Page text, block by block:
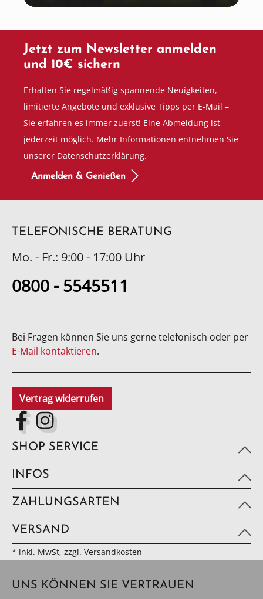
Jetzt zum Newsletter anmelden
und 10€ sichern
Erhalten Sie regelmäßig spannende Neuigkeiten,
limitierte Angebote und exklusive Tipps per E-Mail –
Sie erfahren es immer zuerst! Eine Abmeldung ist
jederzeit möglich. Mehr Informationen entnehmen Sie
unserer Datenschutzerklärung.
Anmelden & Genießen
TELEFONISCHE BERATUNG
Mo. - Fr.: 9:00 - 17:00 Uhr
0800 - 5545511
Bei Fragen können Sie uns gerne telefonisch oder per
E-Mail kontaktieren.
Vertrag widerrufen
SHOP SERVICE
INFOS
ZAHLUNGSARTEN
VERSAND
* inkl. MwSt, zzgl. Versandkosten
UNS KÖNNEN SIE VERTRAUEN